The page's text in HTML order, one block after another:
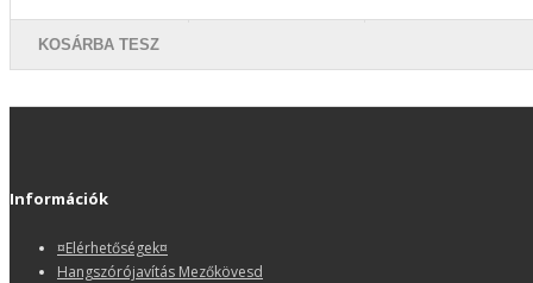
KOSÁRBA TESZ
Információk
¤Elérhetőségek¤
Hangszórójavítás Mezőkövesd